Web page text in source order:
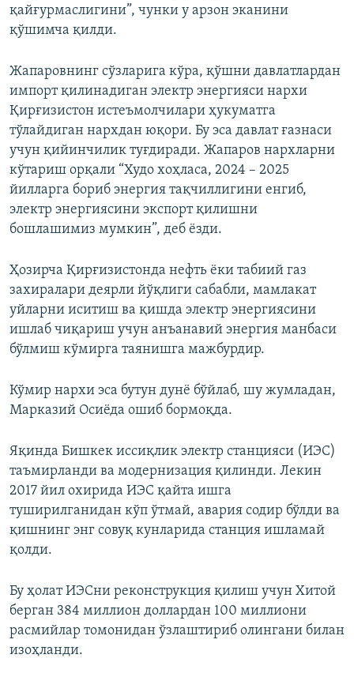
қайғурмаслигини”, чунки у арзон эканини
қўшимча қилди.
Жапаровнинг сўзларига кўра, қўшни давлатлардан
импорт қилинадиган электр энергияси нархи
Қирғизистон истеъмолчилари ҳукуматга
тўлайдиган нархдан юқори. Бу эса давлат ғазнаси
учун қийинчилик туғдиради. Жапаров нархларни
кўтариш орқали “Худо хоҳласа, 2024 – 2025
йилларга бориб энергия тақчиллигини енгиб,
электр энергиясини экспорт қилишни
бошлашимиз мумкин”, деб ёзди.
Ҳозирча Қирғизистонда нефть ёки табиий газ
захиралари деярли йўқлиги сабабли, мамлакат
уйларни иситиш ва қишда электр энергиясини
ишлаб чиқариш учун анъанавий энергия манбаси
бўлмиш кўмирга таянишга мажбурдир.
Кўмир нархи эса бутун дунё бўйлаб, шу жумладан,
Марказий Осиёда ошиб бормоқда.
Яқинда Бишкек иссиқлик электр станцияси (ИЭС)
таъмирланди ва модернизация қилинди. Лекин
2017 йил охирида ИЭС қайта ишга
туширилганидан кўп ўтмай, авария содир бўлди ва
қишнинг энг совуқ кунларида станция ишламай
қолди.
Бу ҳолат ИЭСни реконструкция қилиш учун Хитой
берган 384 миллион доллардан 100 миллиони
расмийлар томонидан ўзлаштириб олингани билан
изоҳланди.